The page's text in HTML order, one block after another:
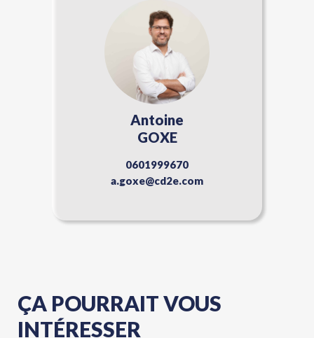
Antoine
GOXE
0601999670
a.goxe@cd2e.com
ÇA POURRAIT VOUS
INTÉRESSER